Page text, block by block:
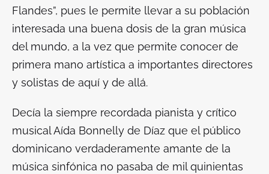
Flandes”, pues le permite llevar a su población
interesada una buena dosis de la gran música
del mundo, a la vez que permite conocer de
primera mano artística a importantes directores
y solistas de aquí y de allá.
Decía la siempre recordada pianista y crítico
musical Aída Bonnelly de Díaz que el público
dominicano verdaderamente amante de la
música sinfónica no pasaba de mil quinientas